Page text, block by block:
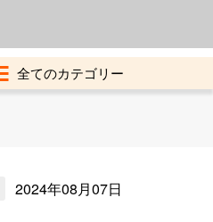
2024年08月07日